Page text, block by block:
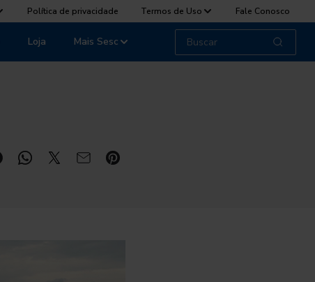
Política de privacidade Termos de Uso Fale Conosco
Loja Mais Sesc